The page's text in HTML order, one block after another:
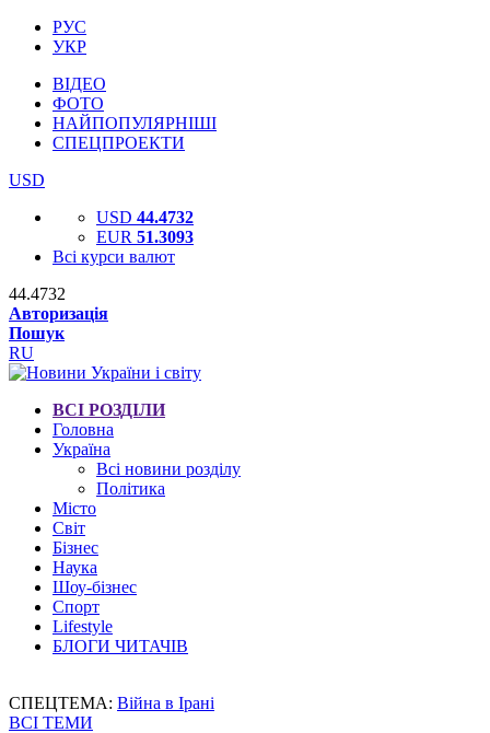
РУС
УКР
ВІДЕО
ФОТО
НАЙПОПУЛЯРНІШІ
СПЕЦПРОЕКТИ
USD
USD 44.4732
EUR 51.3093
Всі курси валют
44.4732
Авторизація
Пошук
RU
ВСІ РОЗДІЛИ
Головна
Україна
Всі новини розділу
Політика
Місто
Світ
Бізнес
Наука
Шоу-бізнес
Спорт
Lifestyle
БЛОГИ ЧИТАЧІВ
СПЕЦТЕМА: Війна в Ірані
ВСІ ТЕМИ